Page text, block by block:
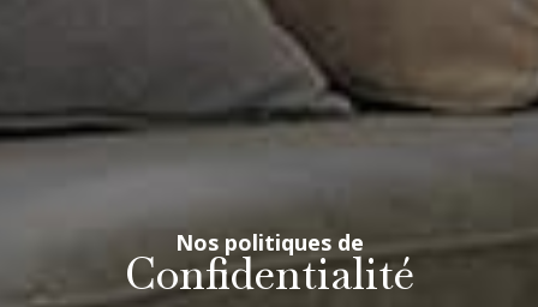
Nos politiques de
Confidentialité